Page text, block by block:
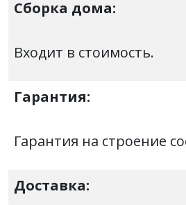
Сборка дома:
Входит в стоимость.
Гарантия:
Гарантия на строение
Доставка: